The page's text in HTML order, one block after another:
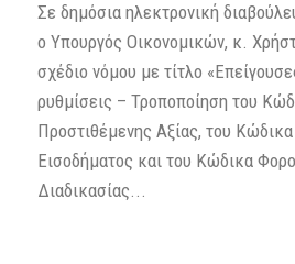
Σε δημόσια ηλεκτρονική
ο Υπουργός Οικονομικών, κ.
σχέδιο νόμου με τίτλο
ρυθμίσεις – Τροποποίηση του
Προστιθέμενης Αξίας, του
Εισοδήματος και του Κώδικα
Διαδικασίας...